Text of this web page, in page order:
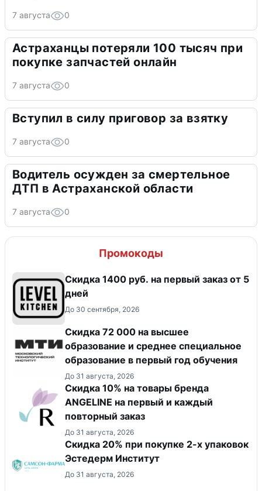
7 августа 0
Астраханцы потеряли 100 тысяч при
покупке запчастей онлайн
7 августа 0
Вступил в силу приговор за взятку
7 августа 0
Водитель осужден за смертельное
ДТП в Астраханской области
7 августа 0
Промокоды
Скидка 1400 руб. на первый заказ от 5
дней
До 30 сентября, 2026
Скидка 72 000 на высшее
образование и среднее специальное
образование в первый год обучения
До 31 августа, 2026
Скидка 10% на товары бренда
ANGELINE на первый и каждый
повторный заказ
До 31 августа, 2026
Скидка 20% при покупке 2-х упаковок
Эстедерм Институт
До 31 августа, 2026